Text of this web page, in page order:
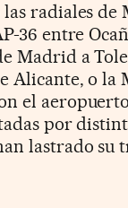
radiales de
36 entre
Madrid a
Alicante, o la
el
por
lastrado su